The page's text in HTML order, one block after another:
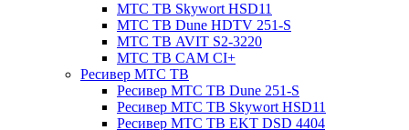
МТС ТВ Skywort HSD11
МТС ТВ Dune HDTV 251-S
МТС ТВ AVIT S2-3220
МТС ТВ CAM CI+
Ресивер МТС ТВ
Ресивер МТС ТВ Dune 251-S
Ресивер МТС ТВ Skywort HSD11
Ресивер МТС ТВ EKT DSD 4404